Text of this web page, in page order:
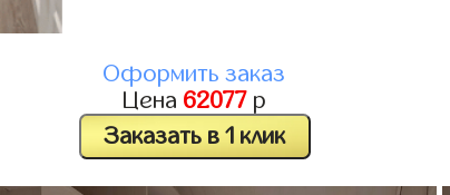
Оформить заказ
Цена 62077 р
Заказать в 1 клик